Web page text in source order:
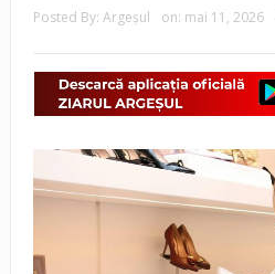
Posted By: Argeşul on: mai 11, 2026